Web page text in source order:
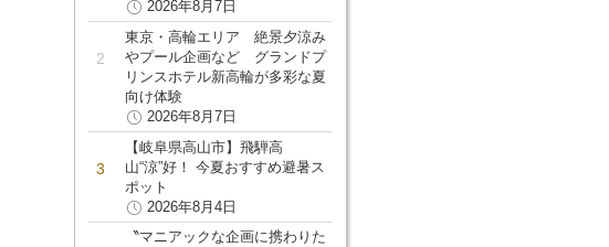
2026年8月7日
東京・高輪エリア 絶景夕涼み
やプール企画など グランドプ
リンスホテル新高輪が多彩な夏
向け体験
2026年8月7日
【岐阜県高山市】飛騨高
山“涼”好！ 今夏おすすめ避暑ス
ポット
2026年8月4日
〝マニアックな企画に携わりた